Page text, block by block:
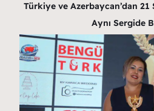
Türkiye ve Azerbaycan’dan 21
Aynı Sergide